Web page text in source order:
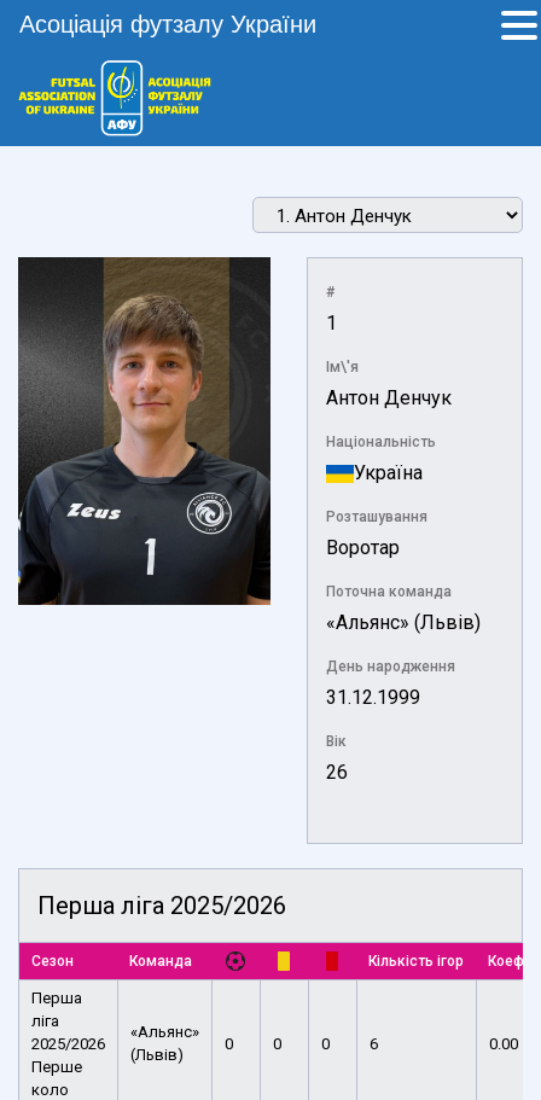
#
1
Ім\'я
Антон Денчук
Національність
Україна
Розташування
Воротар
Поточна команда
«Альянс» (Львів)
День народження
31.12.1999
Вік
26
Перша ліга 2025/2026
Сезон Команда Кількість ігор
Перша
ліга
2025/2026
Перше
коло
«Альянс»
(Львів)
0 0 0 6 0.00
Асоціація футзалу України